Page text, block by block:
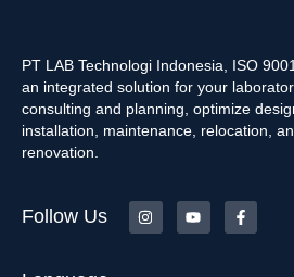
PT LAB Technologi Indonesia, ISO
an integrated solution for your
consulting and planning, optimize
installation, maintenance, relocation,
renovation.
Follow Us